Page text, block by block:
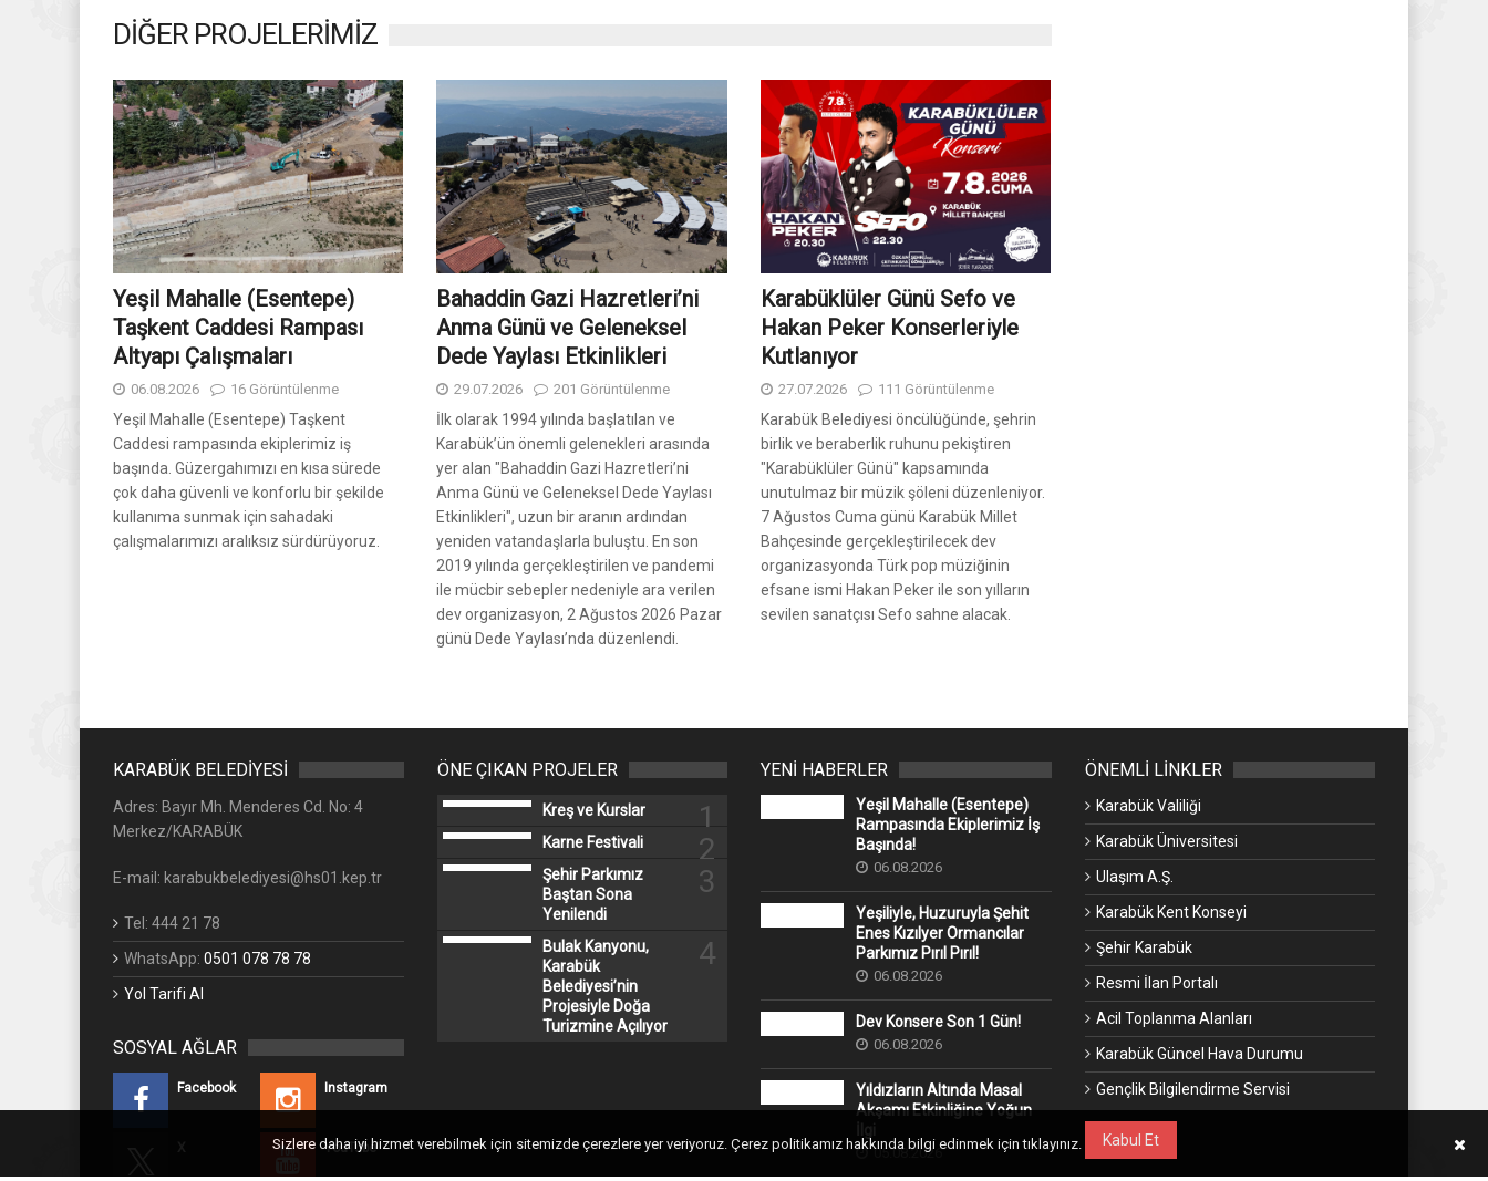
DİĞER PROJELERİMİZ
Yeşil Mahalle (Esentepe)
Taşkent Caddesi Rampası
Altyapı Çalışmaları
06.08.2026 16 Görüntülenme
Yeşil Mahalle (Esentepe) Taşkent
Caddesi rampasında ekiplerimiz iş
başında. Güzergahımızı en kısa sürede
çok daha güvenli ve konforlu bir şekilde
kullanıma sunmak için sahadaki
çalışmalarımızı aralıksız sürdürüyoruz.
Bahaddin Gazi Hazretleri’ni
Anma Günü ve Geleneksel
Dede Yaylası Etkinlikleri
29.07.2026 201 Görüntülenme
İlk olarak 1994 yılında başlatılan ve
Karabük’ün önemli gelenekleri arasında
yer alan "Bahaddin Gazi Hazretleri’ni
Anma Günü ve Geleneksel Dede Yaylası
Etkinlikleri", uzun bir aranın ardından
yeniden vatandaşlarla buluştu. En son
2019 yılında gerçekleştirilen ve pandemi
ile mücbir sebepler nedeniyle ara verilen
dev organizasyon, 2 Ağustos 2026 Pazar
günü Dede Yaylası’nda düzenlendi.
Karabüklüler Günü Sefo ve
Hakan Peker Konserleriyle
Kutlanıyor
27.07.2026 111 Görüntülenme
Karabük Belediyesi öncülüğünde, şehrin
birlik ve beraberlik ruhunu pekiştiren
"Karabüklüler Günü" kapsamında
unutulmaz bir müzik şöleni düzenleniyor.
7 Ağustos Cuma günü Karabük Millet
Bahçesinde gerçekleştirilecek dev
organizasyonda Türk pop müziğinin
efsane ismi Hakan Peker ile son yılların
sevilen sanatçısı Sefo sahne alacak.
KARABÜK BELEDİYESİ
Adres: Bayır Mh. Menderes Cd. No: 4
Merkez/KARABÜK
E-mail: karabukbelediyesi@hs01.kep.tr
Tel: 444 21 78
WhatsApp: 0501 078 78 78
Yol Tarifi Al
SOSYAL AĞLAR
Facebook Instagram
YouTube
ÖNE ÇIKAN PROJELER
Kreş ve Kurslar 1
Karne Festivali 2
Şehir Parkımız
Baştan Sona
Yenilendi
Bulak Kanyonu,
Karabük
Belediyesi’nin
YENİ HABERLER
Yeşil Mahalle (Esentepe)
Rampasında Ekiplerimiz İş
Başında!
06.08.2026
Yeşiliyle, Huzuruyla Şehit
Enes Kızılyer Ormancılar
Parkımız Pırıl Pırıl!
06.08.2026
Dev Konsere Son 1️ Gün!
06.08.2026
Yıldızların Altında Masal
Akşamı Etkinliğine Yoğun
05.08.2026
ÖNEMLİ LİNKLER
Karabük Valiliği
Karabük Üniversitesi
Ulaşım A.Ş.
Karabük Kent Konseyi
Şehir Karabük
Resmi İlan Portalı
Acil Toplanma Alanları
Karabük Güncel Hava Durumu
Gençlik Bilgilendirme Servisi
Sizlere daha iyi hizmet verebilmek için sitemizde çerezlere yer veriyoruz. Çerez politikamız hakkında bilgi edinmek içintıklayınız. Kabul Et